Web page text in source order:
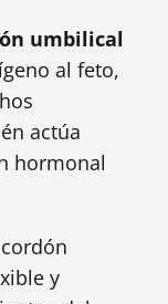
umbilical
al feto,
actúa
hormonal
y